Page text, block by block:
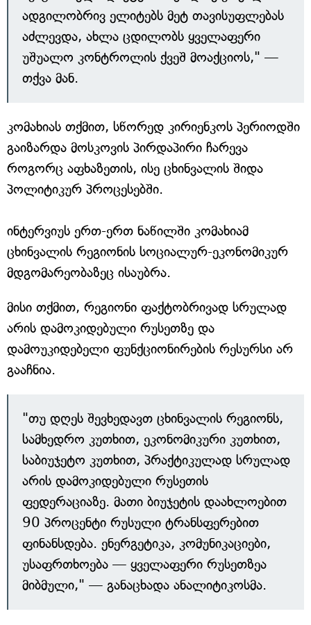
ადგილობრივ ელიტებს მეტ თავისუფლებას
აძლევდა, ახლა ცდილობს ყველაფერი
უშუალო კონტროლის ქვეშ მოაქციოს," —
თქვა მან.
კომახიას თქმით, სწორედ კირიენკოს პერიოდში
გაიზარდა მოსკოვის პირდაპირი ჩარევა
როგორც აფხაზეთის, ისე ცხინვალის შიდა
პოლიტიკურ პროცესებში.
ინტერვიუს ერთ-ერთ ნაწილში კომახიამ
ცხინვალის რეგიონის სოციალურ-ეკონომიკურ
მდგომარეობაზეც ისაუბრა.
მისი თქმით, რეგიონი ფაქტობრივად სრულად
არის დამოკიდებული რუსეთზე და
დამოუკიდებელი ფუნქციონირების რესურსი არ
გააჩნია.
"თუ დღეს შევხედავთ ცხინვალის რეგიონს,
სამხედრო კუთხით, ეკონომიკური კუთხით,
საბიუჯეტო კუთხით, პრაქტიკულად სრულად
არის დამოკიდებული რუსეთის
ფედერაციაზე. მათი ბიუჯეტის დაახლოებით
90 პროცენტი რუსული ტრანსფერებით
ფინანსდება. ენერგეტიკა, კომუნიკაციები,
უსაფრთხოება — ყველაფერი რუსეთზეა
მიბმული," — განაცხადა ანალიტიკოსმა.